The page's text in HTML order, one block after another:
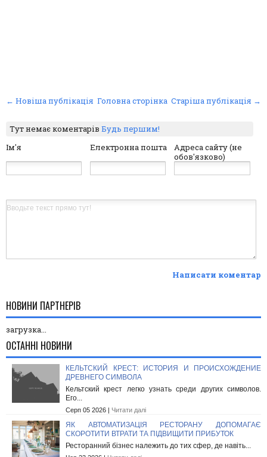
← Новіша публікація Старіша публікація →
Головна сторінка
Тут немає коментарівБудь першим!
Ім'я
Електронна пошта
Адреса сайту (не
обов'язково)
Написати коментар
НОВИНИ ПАРТНЕРІВ
загрузка...
ОСТАННІ НОВИНИ
КЕЛЬТСКИЙ КРЕСТ: ИСТОРИЯ И ПРОИСХОЖДЕНИЕ
ДРЕВНЕГО СИМВОЛА
Кельтский крест легко узнать среди других символов.
Его...
Серп 05 2026 | Читати далі
ЯК АВТОМАТИЗАЦІЯ РЕСТОРАНУ ДОПОМАГАЄ
СКОРОТИТИ ВТРАТИ ТА ПІДВИЩИТИ ПРИБУТОК
Ресторанний бізнес належить до тих сфер, де навіть...